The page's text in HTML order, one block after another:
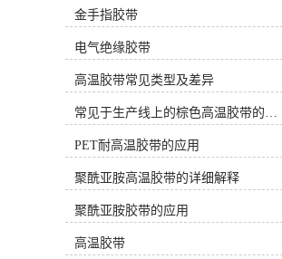
材质） 决定。下面为您分类介绍几种
一、 较佳选择（高温且基本无残胶）
这类胶带使用有机硅压敏胶或特殊配
方，专门设计用于高温后干净移除。
聚酰亚胺高温胶带（金手指胶带）材
质：茶色/琥珀色薄膜。耐温性：长期
耐温 260°C，短期可至300°C以上。特
点：较常用、较可靠的选择之一。背
面常带有离型纸。其有机硅胶水配方
通常不留残胶。广泛用于SMT回流
焊、波峰焊、电路板保护、线圈缠
绕。注意：劣质产品胶水配方不佳，
金手指胶带
电气绝缘胶带
高温胶带常见类型及差异
常见于生产线上的棕色高温胶带的特性及应用
PET耐高温胶带的应用
聚酰亚胺高温胶带的详细解释
聚酰亚胺胶带的应用
高温胶带